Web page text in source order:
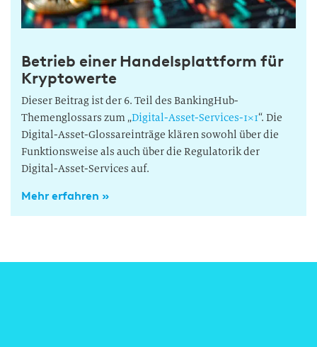
Betrieb einer Handelsplattform für
Kryptowerte
Dieser Beitrag ist der 6. Teil des BankingHub-
Themenglossars zum „Digital-Asset-Services-1×1“. Die
Digital-Asset-Glossareinträge klären sowohl über die
Funktionsweise als auch über die Regulatorik der
Digital-Asset-Services auf.
Mehr erfahren »